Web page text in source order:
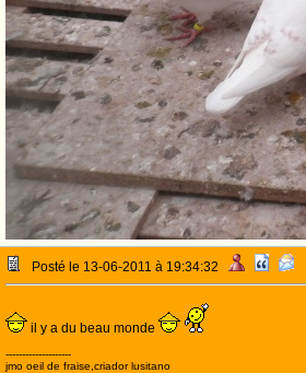
Posté le 13-06-2011 à 19:34:32
il y a du beau monde
--------------------
jmo oeil de fraise,criador lusitano